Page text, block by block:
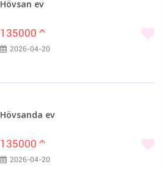
Hövsan ev
135000 m
2026-04-20
Hövsanda ev
135000 m
2026-04-20